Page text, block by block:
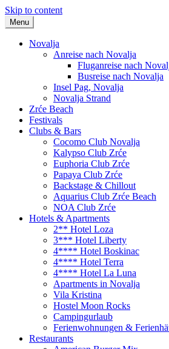
Skip to content
Menu
Novalja
Anreise nach Novalja
Fluganreise nach
Busreise nach Novalja
Insel Pag, Novalja
Novalja Strand
Zrće Beach
Festivals
Clubs & Bars
Cocomo Club Novalja
Kalypso Club Zrće
Euphoria Club Zrće
Papaya Club Zrće
Backstage & Chillout
Aquarius Club Zrće Beach
NOA Club Zrće
Hotels & Apartments
2** Hotel Loza
3*** Hotel Liberty
4**** Hotel Boskinac
4**** Hotel Terra
4**** Hotel La Luna
Apartments in Novalja
Vila Kristina
Hostel Moon Rocks
Campingurlaub
Ferienwohnungen &
Restaurants